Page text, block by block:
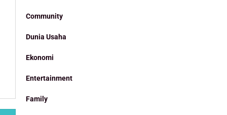
Community
Dunia Usaha
Ekonomi
Entertainment
Family